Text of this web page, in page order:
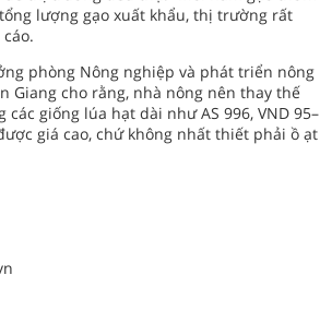
lượng gạo xuất khẩu, thị trường rất
phòng Nông nghiệp và phát triển nông
Giang cho rằng, nhà nông nên thay thế
các giống lúa hạt dài như AS 996, VND 95–
giá cao, chứ không nhất thiết phải ồ ạt